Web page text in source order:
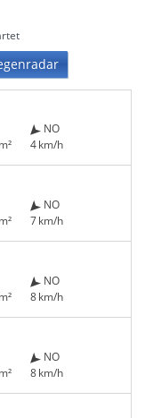
NO
4 km/h
NO
7 km/h
NO
8 km/h
NO
8 km/h